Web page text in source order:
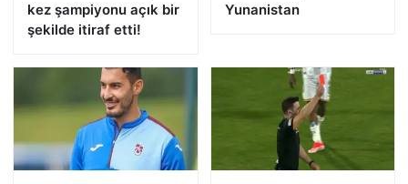
kez şampiyonu açık bir
şekilde itiraf etti!
Yunanistan